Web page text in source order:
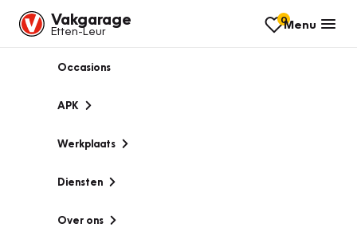
Vakgarage
Etten-Leur
0Menu
Occasions
APK
Werkplaats
Diensten
Over ons